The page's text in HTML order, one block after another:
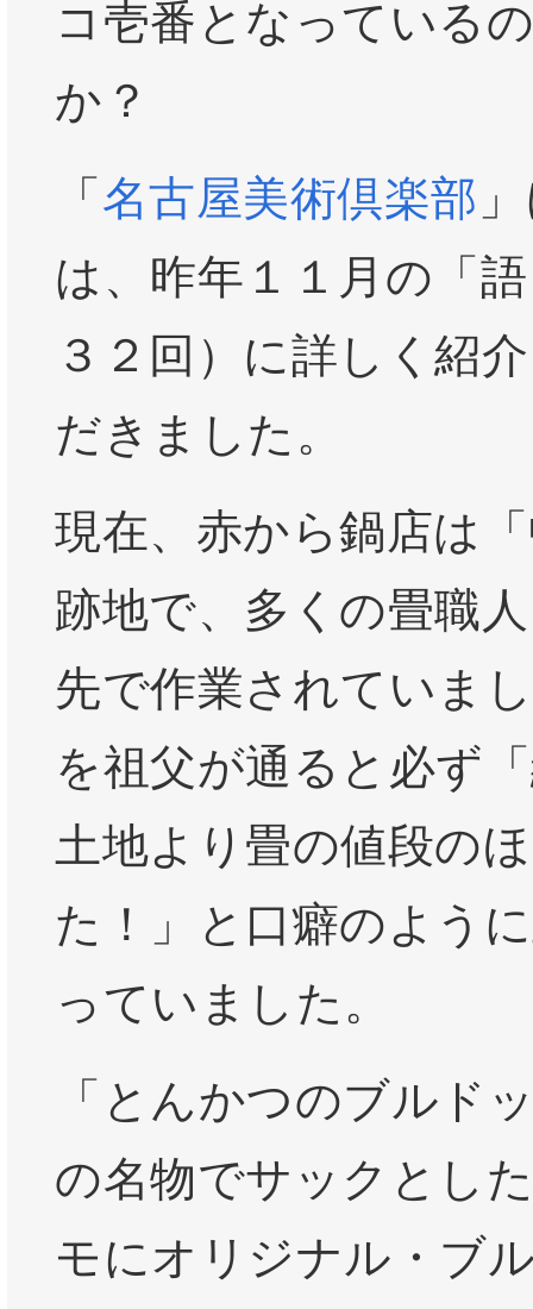
コ壱番となっている
か？
「 名古屋美術倶楽部
は、昨年１１月の「
３２回）に詳しく紹
だきました。
現在、赤から鍋店は
跡地で、多くの畳職
先で作業されていま
を祖父が通ると必ず
土地より畳の値段の
た！」と口癖のよう
っていました。
「とんかつのブルド
の名物でサックとし
モにオリジナル・ブ